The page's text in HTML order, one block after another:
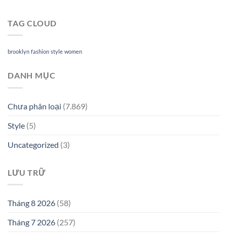
TAG CLOUD
brooklyn fashion style women
DANH MỤC
Chưa phân loại (7.869)
Style (5)
Uncategorized (3)
LƯU TRỮ
Tháng 8 2026 (58)
Tháng 7 2026 (257)